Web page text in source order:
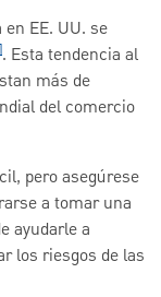
EE. UU. se
. Esta tendencia al
más de
del comercio
pero asegúrese
a tomar una
ayudarle a
los riesgos de las